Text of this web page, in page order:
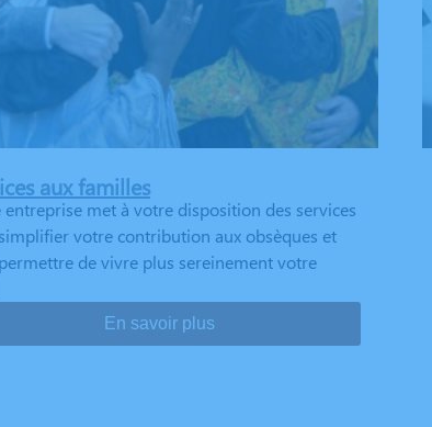
aux familles
entreprise met à votre disposition des services
votre contribution aux obsèques et
de vivre plus sereinement votre
En savoir plus